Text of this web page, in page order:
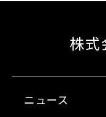
株式
ニュース